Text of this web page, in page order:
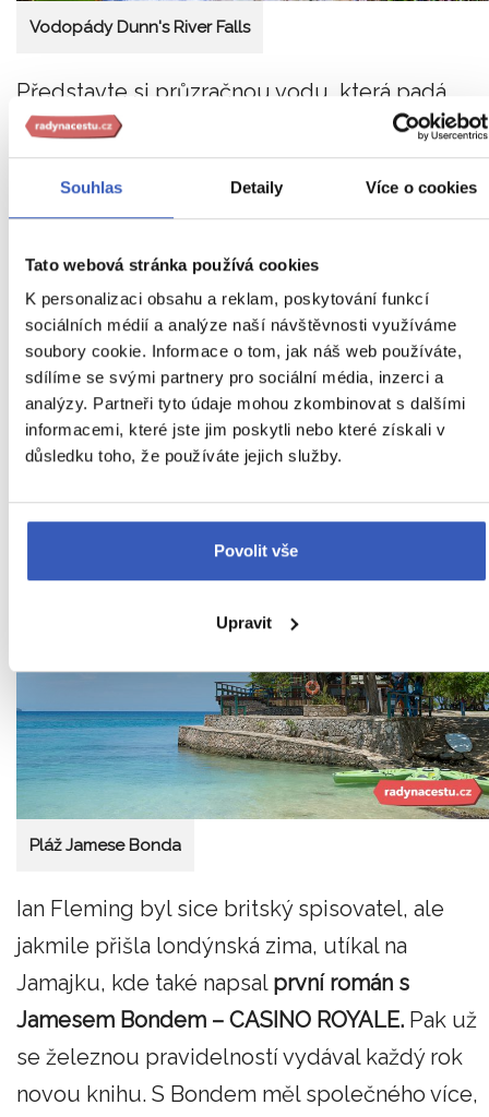
Souhlas Detaily Více o cookies
Tato webová stránka používá cookies
K personalizaci obsahu a reklam, poskytování funkcí
sociálních médií a analýze naší návštěvnosti využíváme
soubory cookie. Informace o tom, jak náš web používáte,
sdílíme se svými partnery pro sociální média, inzerci a
analýzy. Partneři tyto údaje mohou zkombinovat s dalšími
informacemi, které jste jim poskytli nebo které získali v
důsledku toho, že používáte jejich služby.
Povolit vše
Upravit
Vodopády Dunn's River Falls
Představte si průzračnou vodu, která padá
kaskádovitě dolů po schodech z přírodní skály
v délce 55 metrů. Vodopády Dunn's River
Fallspoblíž Ocho Rios jsou přírodní krásou,
kaskádách a pod vodopádem se smočit.
někdo hledá větší dobrodružství, je tu také
line a několik visutých mostů
8. Ostrov zrodu agenta 007
Pláž Jamese Bonda
Ian Fleming byl sice britský spisovatel, ale
jakmile přišla londýnská zima, utíkal na
Jamajku, kde také napsal první román s
Jamesem Bondem – CASINO ROYALE. Pak už
se železnou pravidelností vydával každý rok
novou knihu. S Bondem měl společného více,